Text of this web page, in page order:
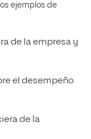
ejemplos de
de la empresa y
el desempeño
de la